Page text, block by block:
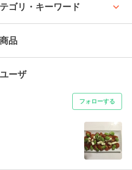
ゴリ・キーワード keyboard_arrow_up
品
ーザ
フォローする